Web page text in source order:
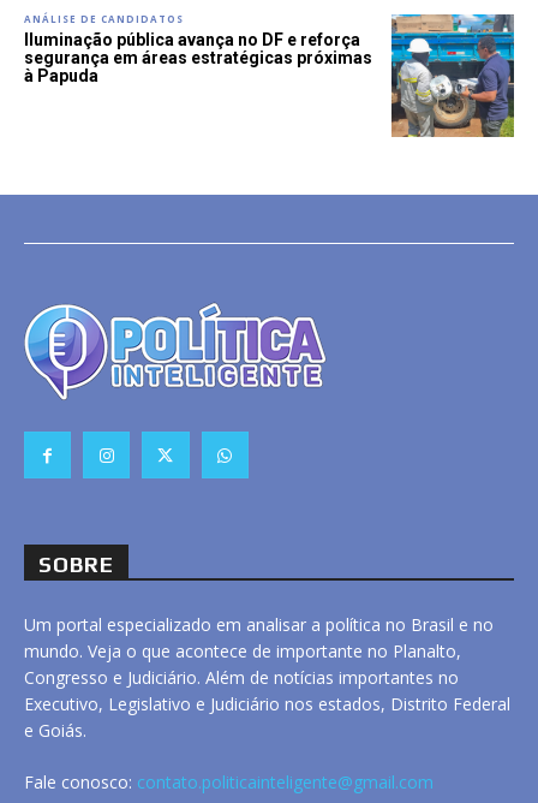
ANÁLISE DE CANDIDATOS
Iluminação pública avança no DF e reforça
segurança em áreas estratégicas próximas
à Papuda
SOBRE
Um portal especializado em analisar a política no Brasil e no
mundo. Veja o que acontece de importante no Planalto,
Congresso e Judiciário. Além de notícias importantes no
Executivo, Legislativo e Judiciário nos estados, Distrito Federal
e Goiás.
Fale conosco: contato.politicainteligente@gmail.com